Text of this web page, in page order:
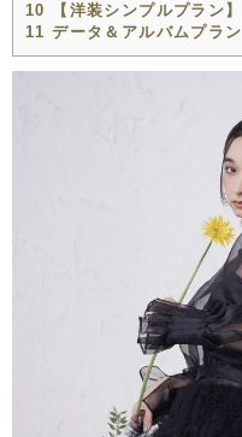
10
【洋装シンプルプラン】
11 データ＆アルバムプラン